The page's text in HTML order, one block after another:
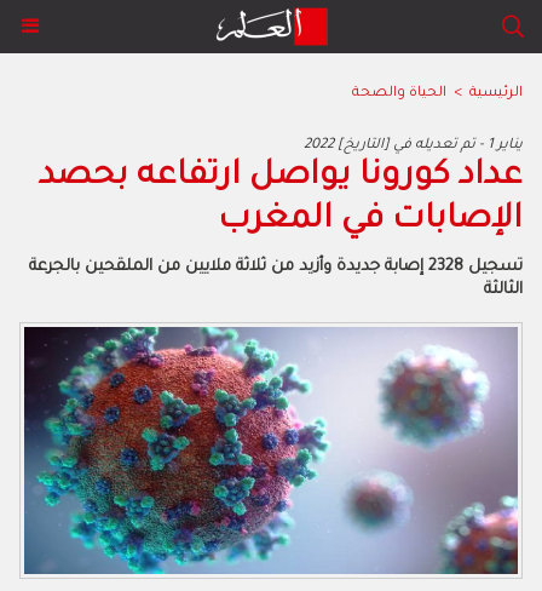
الرئيسية > الحياة والصحة
2022 يناير 1 - تم تعديله في [التاريخ]
عداد كورونا يواصل ارتفاعه بحصد
الإصابات في المغرب
تسجيل 2328 إصابة جديدة وأزيد من ثلاثة ملايين من الملقحين بالجرعة
الثالثة